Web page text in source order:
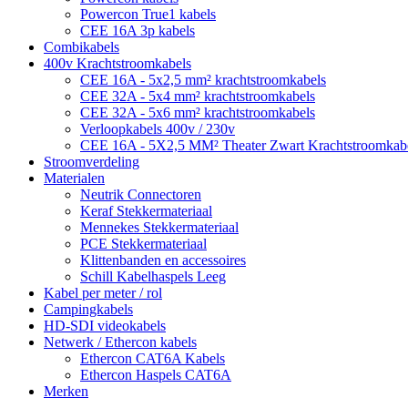
Powercon True1 kabels
CEE 16A 3p kabels
Combikabels
400v Krachtstroomkabels
CEE 16A - 5x2,5 mm² krachtstroomkabels
CEE 32A - 5x4 mm² krachtstroomkabels
CEE 32A - 5x6 mm² krachtstroomkabels
Verloopkabels 400v / 230v
CEE 16A - 5X2,5 MM² Theater Zwart
Stroomverdeling
Materialen
Neutrik Connectoren
Keraf Stekkermateriaal
Mennekes Stekkermateriaal
PCE Stekkermateriaal
Klittenbanden en accessoires
Schill Kabelhaspels Leeg
Kabel per meter / rol
Campingkabels
HD-SDI videokabels
Netwerk / Ethercon kabels
Ethercon CAT6A Kabels
Ethercon Haspels CAT6A
Merken